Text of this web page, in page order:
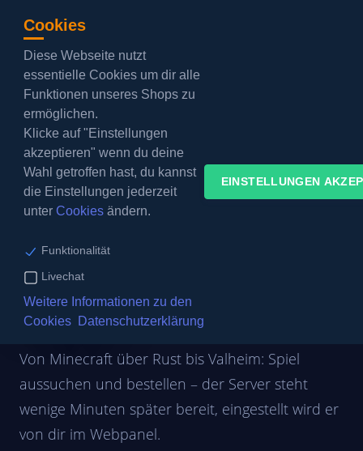
Cookies
Diese Webseite nutzt
essentielle Cookies um dir alle
Funktionen unseres Shops zu
ermöglichen.
Klicke auf "Einstellungen
akzeptieren" wenn du deine
Wahl getroffen hast, du kannst
die Einstellungen jederzeit
unter Cookiesändern.
Funktionalität
Livechat
Weitere Informationen zu den
Cookies
Datenschutzerklärung
EINSTELLUNGEN
Barrierefreier Modus:
KUNDENBEREICH
Gameserver
mieten
Von Minecraft über Rust bis Valheim: Spiel
aussuchen und bestellen – der Server steht
wenige Minuten später bereit, eingestellt wird er
von dir im Webpanel.